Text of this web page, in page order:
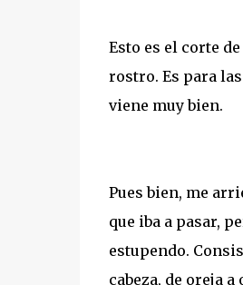
Esto es el corte
rostro. Es para
viene muy bien.
Pues bien, me
que iba a pasar,
estupendo.
cabeza, de oreja